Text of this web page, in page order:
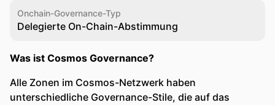
Onchain-Governance-Typ
Delegierte On-Chain-Abstimmung
Was ist Cosmos Governance?
Alle Zonen im Cosmos-Netzwerk haben
unterschiedliche Governance-Stile, die auf das